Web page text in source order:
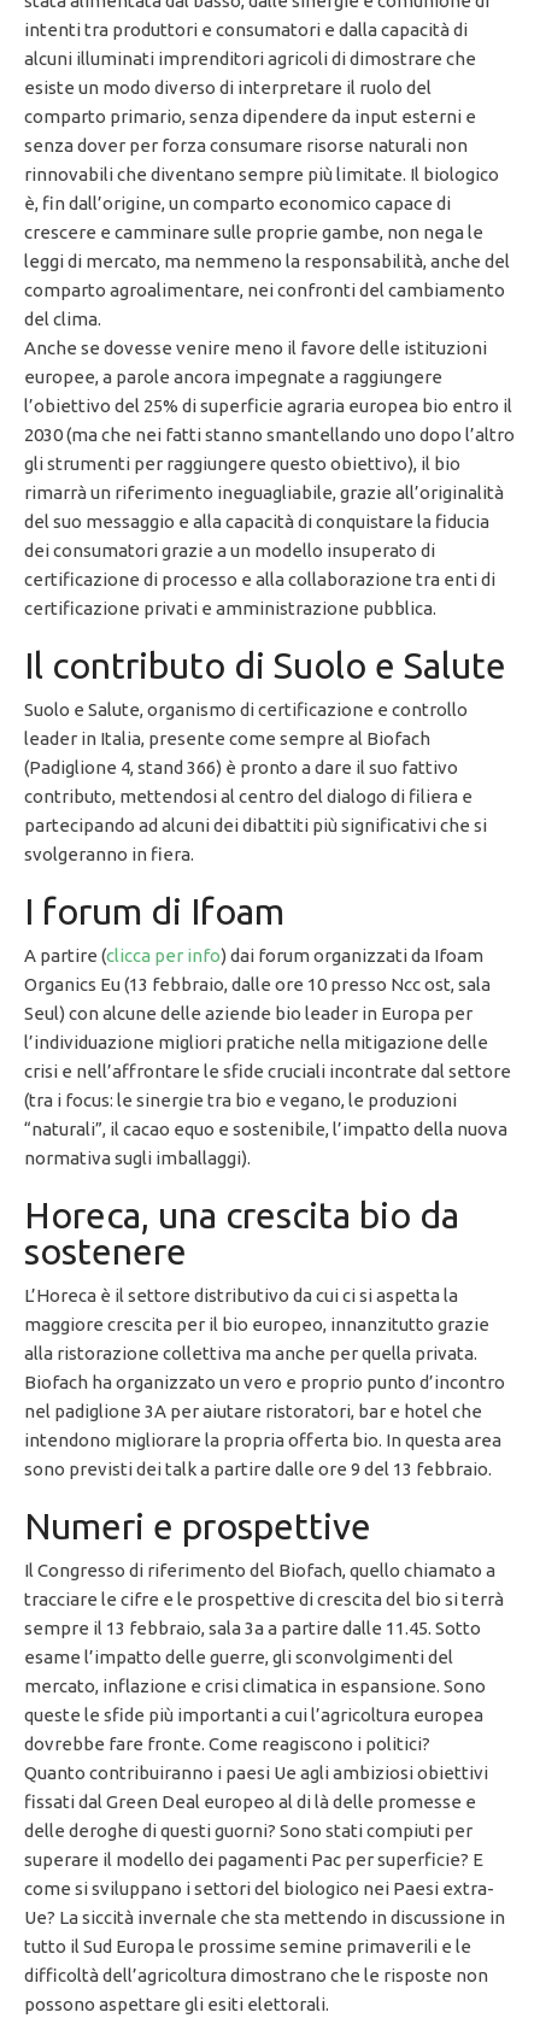
intenti tra produttori e consumatori e dalla capacità di
alcuni illuminati imprenditori agricoli di dimostrare che
esiste un modo diverso di interpretare il ruolo del
comparto primario, senza dipendere da input esterni e
senza dover per forza consumare risorse naturali non
rinnovabili che diventano sempre più limitate. Il biologico
è, fin dall’origine, un comparto economico capace di
crescere e camminare sulle proprie gambe, non nega le
leggi di mercato, ma nemmeno la responsabilità, anche del
comparto agroalimentare, nei confronti del cambiamento
del clima.
Anche se dovesse venire meno il favore delle istituzioni
europee, a parole ancora impegnate a raggiungere
l’obiettivo del 25% di superficie agraria europea bio entro il
2030 (ma che nei fatti stanno smantellando uno dopo l’altro
gli strumenti per raggiungere questo obiettivo), il bio
rimarrà un riferimento ineguagliabile, grazie all’originalità
del suo messaggio e alla capacità di conquistare la fiducia
dei consumatori grazie a un modello insuperato di
certificazione di processo e alla collaborazione tra enti di
certificazione privati e amministrazione pubblica.
Il contributo di Suolo e Salute
Suolo e Salute, organismo di certificazione e controllo
leader in Italia, presente come sempre al Biofach
(Padiglione 4, stand 366) è pronto a dare il suo fattivo
contributo, mettendosi al centro del dialogo di filiera e
partecipando ad alcuni dei dibattiti più significativi che si
svolgeranno in fiera.
I forum di Ifoam
A partire (clicca per info) dai forum organizzati da Ifoam
Organics Eu (13 febbraio, dalle ore 10 presso Ncc ost, sala
Seul) con alcune delle aziende bio leader in Europa per
l’individuazione migliori pratiche nella mitigazione delle
crisi e nell’affrontare le sfide cruciali incontrate dal settore
(tra i focus: le sinergie tra bio e vegano, le produzioni
“naturali”, il cacao equo e sostenibile, l’impatto della nuova
normativa sugli imballaggi).
Horeca, una crescita bio da
sostenere
L’Horeca è il settore distributivo da cui ci si aspetta la
maggiore crescita per il bio europeo, innanzitutto grazie
alla ristorazione collettiva ma anche per quella privata.
Biofach ha organizzato un vero e proprio punto d’incontro
nel padiglione 3A per aiutare ristoratori, bar e hotel che
intendono migliorare la propria offerta bio. In questa area
sono previsti dei talk a partire dalle ore 9 del 13 febbraio.
Numeri e prospettive
Il Congresso di riferimento del Biofach, quello chiamato a
tracciare le cifre e le prospettive di crescita del bio si terrà
sempre il 13 febbraio, sala 3a a partire dalle 11.45. Sotto
esame l’impatto delle guerre, gli sconvolgimenti del
mercato, inflazione e crisi climatica in espansione. Sono
queste le sfide più importanti a cui l’agricoltura europea
dovrebbe fare fronte. Come reagiscono i politici?
Quanto contribuiranno i paesi Ue agli ambiziosi obiettivi
fissati dal Green Deal europeo al di là delle promesse e
delle deroghe di questi guorni? Sono stati compiuti per
superare il modello dei pagamenti Pac per superficie? E
come si sviluppano i settori del biologico nei Paesi extra-
Ue? La siccità invernale che sta mettendo in discussione in
tutto il Sud Europa le prossime semine primaverili e le
difficoltà dell’agricoltura dimostrano che le risposte non
possono aspettare gli esiti elettorali.